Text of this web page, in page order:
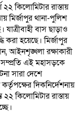
কিলোমিটার রাস্তায়
মির্জাপুর থানা-পুলিশ
বাস ছাড়াও
হয়েছে। মির্জাপুর
আইনশৃঙ্খলা রক্ষাকারী
এই মহাসড়কে
সারা দেশে
দিকনির্দেশনায়
২২ কিলোমিটার রাস্তায়